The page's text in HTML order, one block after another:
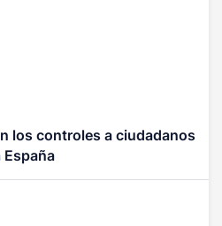
los controles a ciudadanos